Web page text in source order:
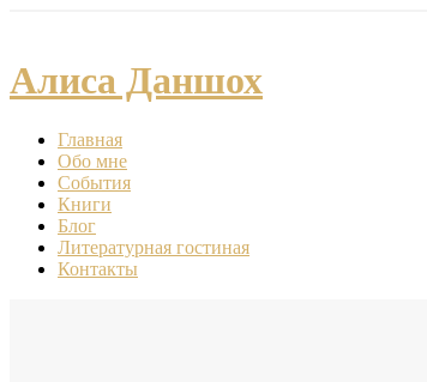
Алиса Даншох
Главная
Обо мне
События
Книги
Блог
Литературная гостиная
Контакты